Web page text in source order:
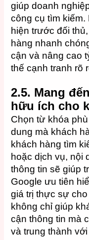
giúp doanh
công cụ tìm
hiện trước đối
hàng nhanh
cận và nâng cao
thế cạnh tranh rõ
2.5. Mang
hữu ích cho
Chọn từ khóa
dung mà khách
khách hàng tìm
hoặc dịch vụ, nội
thông tin sẽ giúp
Google ưu tiên
giá trị thực sự
không chỉ giúp
cận thông tin mà
và trung thành